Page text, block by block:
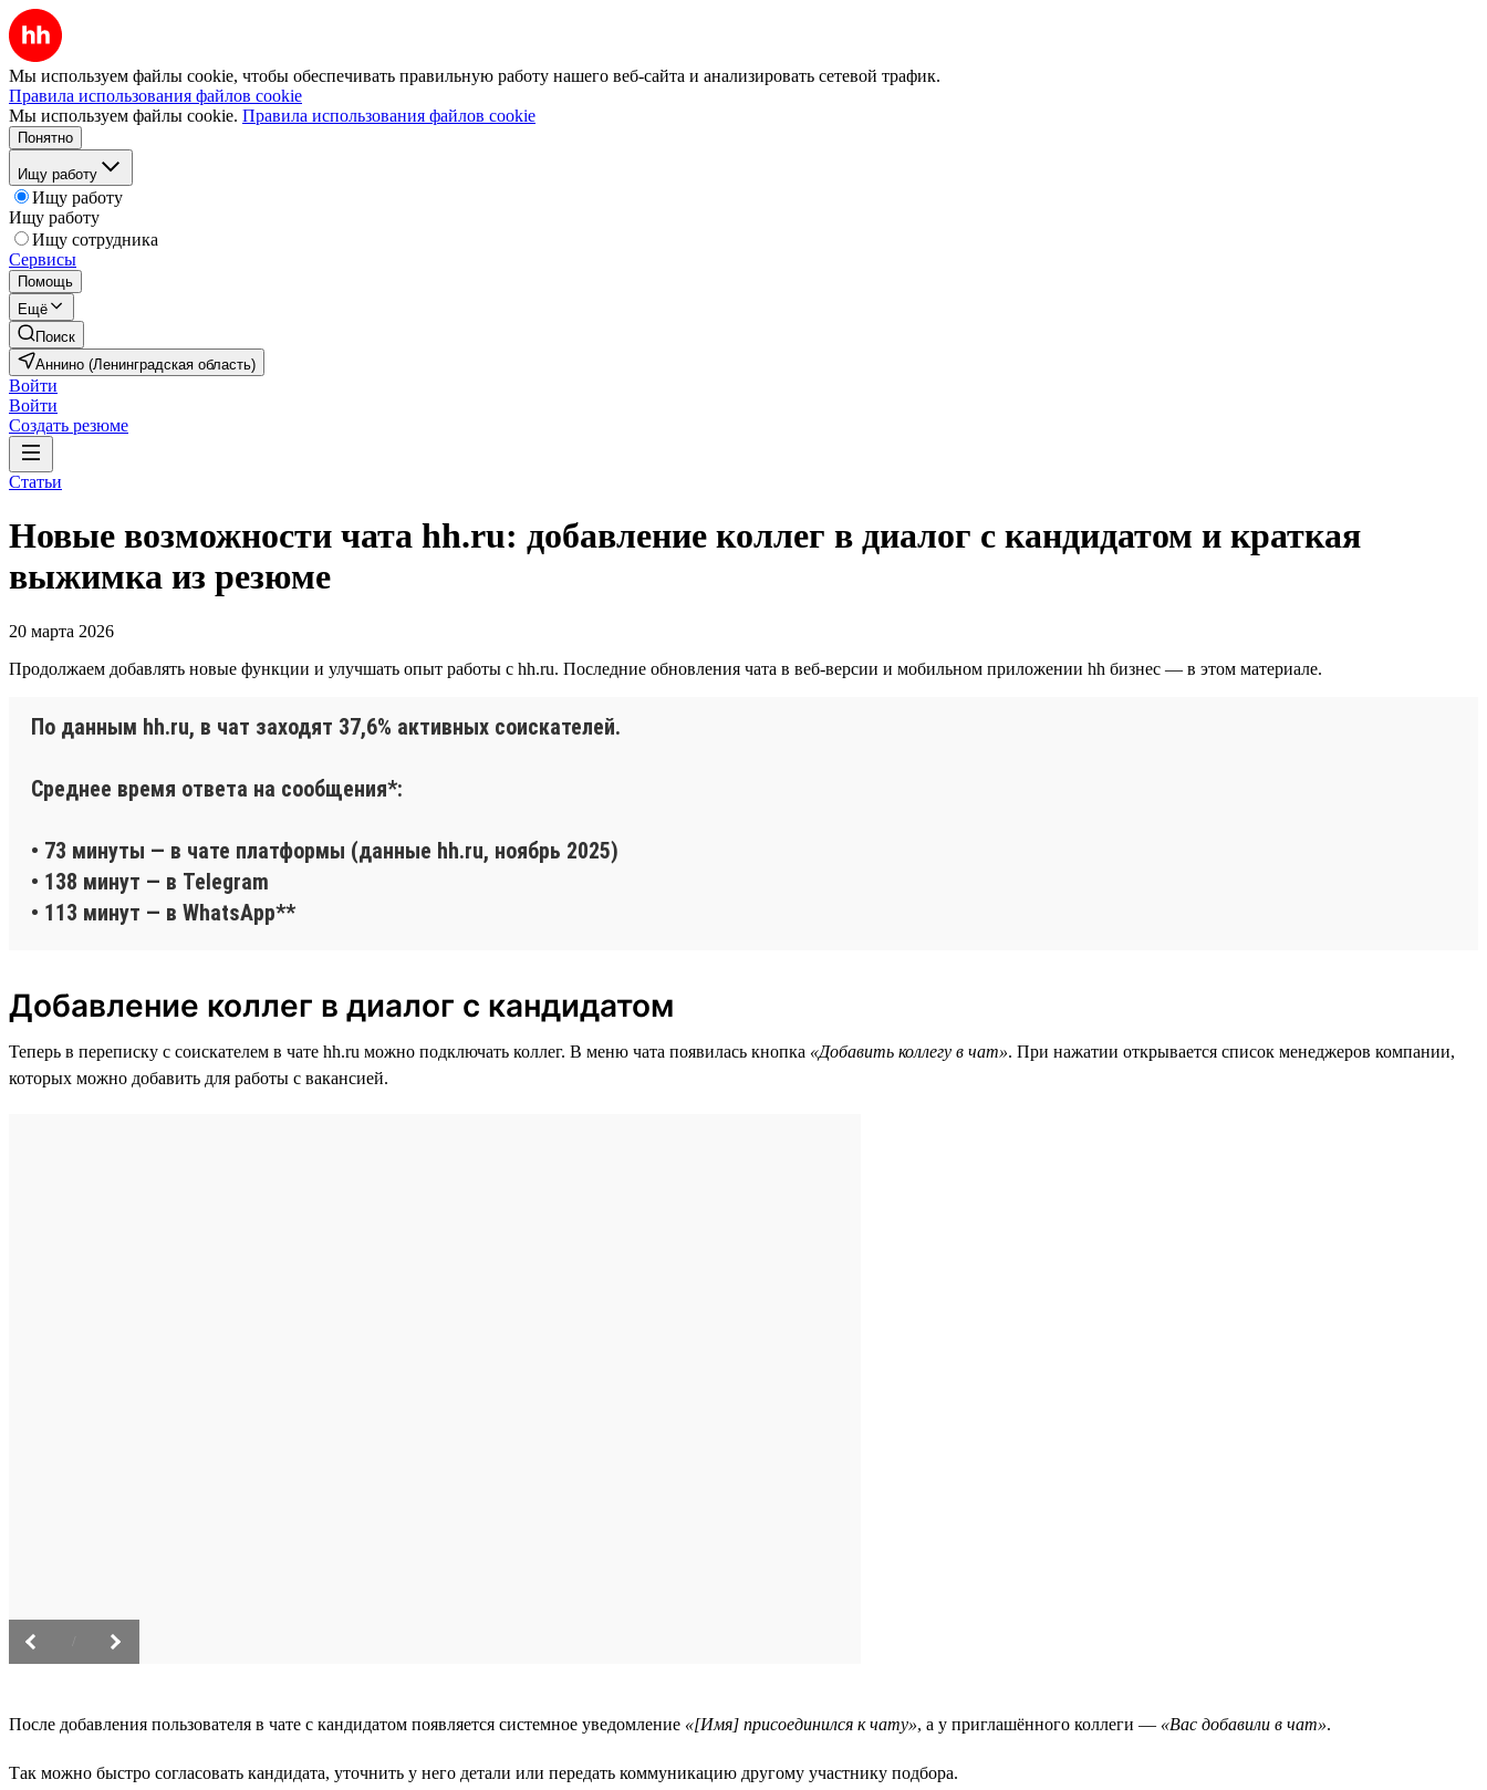
Мы используем файлы cookie, чтобы обеспечивать правильную работу нашего веб-сайта и анализировать сетевой трафик.
Правила использования файлов cookie
Мы используем файлы cookie. Правила использования файлов cookie
Понятно
Ищу работу
Ищу работу
Ищу работу
Ищу сотрудника
Сервисы
Помощь
Ещё
Поиск
Аннино (Ленинградская область)
Войти
Войти
Создать резюме
Статьи
Новые возможности чата hh.ru: добавление коллег в диалог с кандидатом и краткая
выжимка из резюме
20 марта 2026
Продолжаем добавлять новые функции и улучшать опыт работы с hh.ru. Последние обновления чата в веб-версии и мобильном приложении hh бизнес — в этом материале.
По данным hh.ru, в чат заходят 37,6% активных соискателей.
Среднее время ответа на сообщения*:
• 73 минуты — в чате платформы (данные hh.ru, ноябрь 2025)
• 138 минут — в Telegram
• 113 минут — в WhatsApp**
Добавление коллег в диалог с кандидатом
Теперь в переписку с соискателем в чате hh.ru можно подключать коллег. В меню чата появилась кнопка «Добавить коллегу в чат». При нажатии открывается список менеджеров компании,
которых можно добавить для работы с вакансией.
После добавления пользователя в чате с кандидатом появляется системное уведомление «[Имя] присоединился к чату», а у приглашённого коллеги — «Вас добавили в чат».
Так можно быстро согласовать кандидата, уточнить у него детали или передать коммуникацию другому участнику подбора.